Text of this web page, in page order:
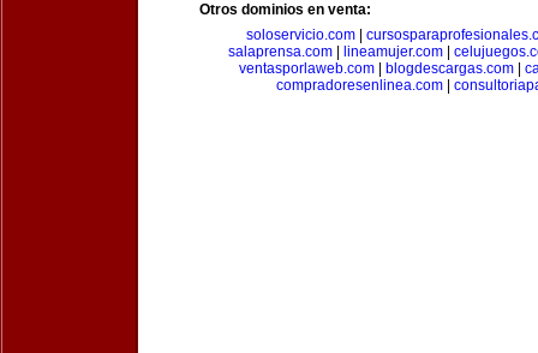
Otros dominios en venta:
soloservicio.com|
salaprensa.com| lineamujer.com|
ventasporlaweb.com| blogdescargas.com|
compradoresenlinea.com|